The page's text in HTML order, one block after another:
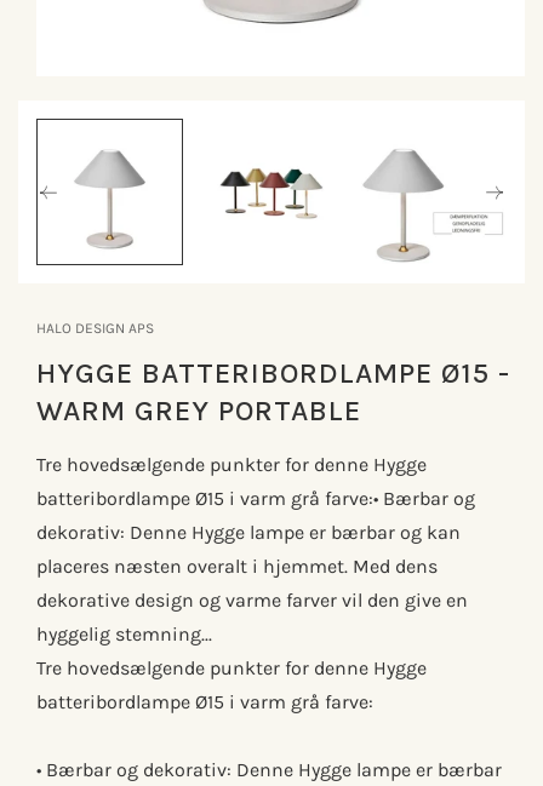
1
modus
HALO DESIGN APS
HYGGE BATTERIBORDLAMPE Ø15 -
WARM GREY PORTABLE
Tre hovedsælgende punkter for denne Hygge
batteribordlampe Ø15 i varm grå farve:• Bærbar og
dekorativ: Denne Hygge lampe er bærbar og kan
placeres næsten overalt i hjemmet. Med dens
dekorative design og varme farver vil den give en
hyggelig stemning...
Tre hovedsælgende punkter for denne Hygge
batteribordlampe Ø15 i varm grå farve:
• Bærbar og dekorativ: Denne Hygge lampe er bærbar